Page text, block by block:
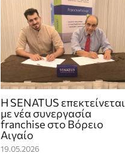
Η SENATUS επεκτείνεται
με νέα συνεργασία
franchise στο Βόρειο
Αιγαίο
19.05.2026